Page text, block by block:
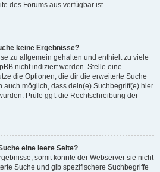
des Forums aus verfügbar ist.
keine Ergebnisse?
zu allgemein gehalten und enthielt zu viele
nicht indiziert werden. Stelle eine
die Optionen, die dir die erweiterte Suche
auch möglich, dass dein(e) Suchbegriff(e) hier
Prüfe ggf. die Rechtschreibung der
eine leere Seite?
somit konnte der Webserver sie nicht
Suche und gib spezifischere Suchbegriffe